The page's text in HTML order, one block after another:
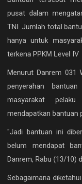
Umum
Politik
Ekonomi
Galeri
Kontak
Register
pusat dalam
TNI. Jumlah total
hanya untuk
terkena PPKM Level IV
Menurut Danrem 031
penyerahan
masyarakat
mendapatkan bantuan
"Jadi bantuan ini
belum mendapat
Danrem, Rabu (13/10)
Sebagaimana